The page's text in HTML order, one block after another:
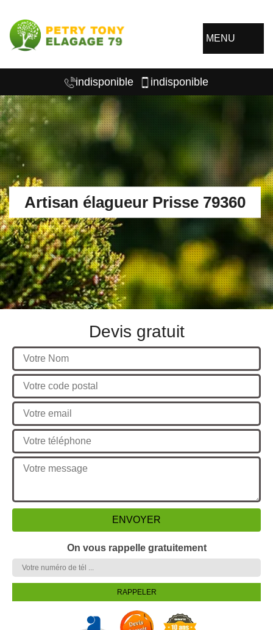
MENU
indisponible indisponible
Artisan élagueur Prisse 79360
Devis gratuit
On vous rappelle gratuitement